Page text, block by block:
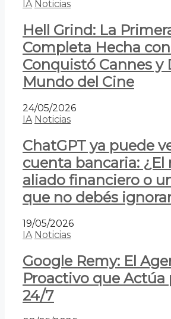
IA Noticias
Hell Grind: La
Completa Hecha
Conquistó Cannes y
Mundo del Cine
24/05/2026
IA Noticias
ChatGPT ya puede
cuenta bancaria: ¿El
aliado financiero o
que no debés
19/05/2026
IA Noticias
Google Remy: El
Proactivo que Actúa
24/7